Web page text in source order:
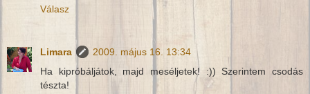
Válasz
Limara
2009. május 16. 13:34
Ha kipróbáljátok, majd meséljetek! :)) Szerintem csodás
tészta!